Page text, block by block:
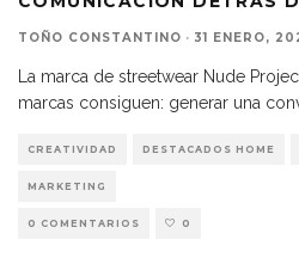
TOÑO CONSTANTINO · 31 ENERO,
La marca de streetwear Nude
marcas consiguen: generar una
CREATIVIDAD DESTACADOS HOME
MARKETING
0 COMENTARIOS 0